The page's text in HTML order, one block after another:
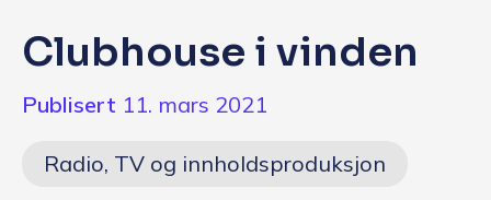
English
Søk i dag
Clubhouse i vinden
Publisert 11. mars 2021
Radio, TV og innholdsproduksjon